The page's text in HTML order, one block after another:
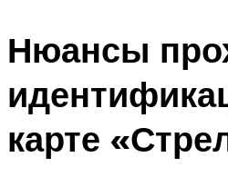
Нюансы
карте